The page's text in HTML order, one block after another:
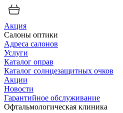
Акция
Салоны оптики
Адреса салонов
Услуги
Каталог оправ
Каталог солнцезащитных очков
Акции
Новости
Гарантийное обслуживание
Офтальмологическая клиника